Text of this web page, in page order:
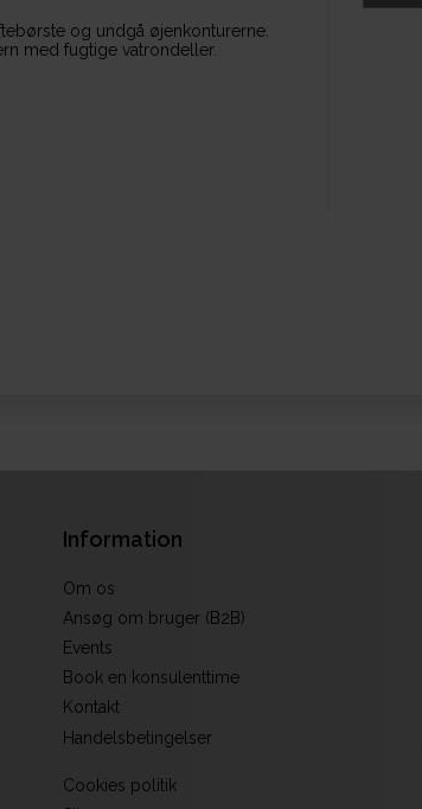
og undgå øjenkonturerne.
med fugtige vatrondeller.
Information
Om os
Ansøg om bruger (B2B)
Events
Book en konsulenttime
Kontakt
Handelsbetingelser
Cookies politik